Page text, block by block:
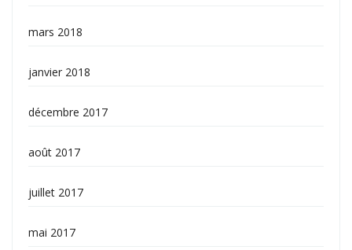
mars 2018
janvier 2018
décembre 2017
août 2017
juillet 2017
mai 2017